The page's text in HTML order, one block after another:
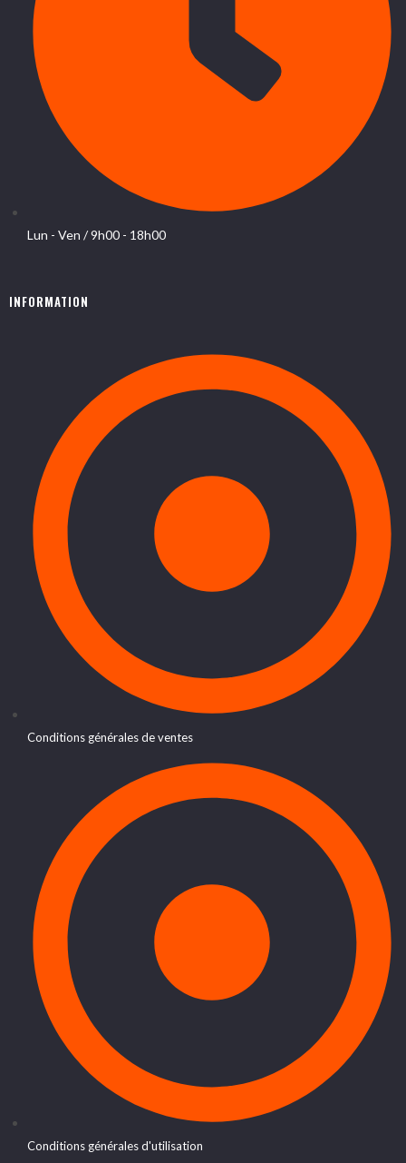
Lun - Ven / 9h00 - 18h00
INFORMATION
Conditions générales de ventes
Conditions générales d'utilisation